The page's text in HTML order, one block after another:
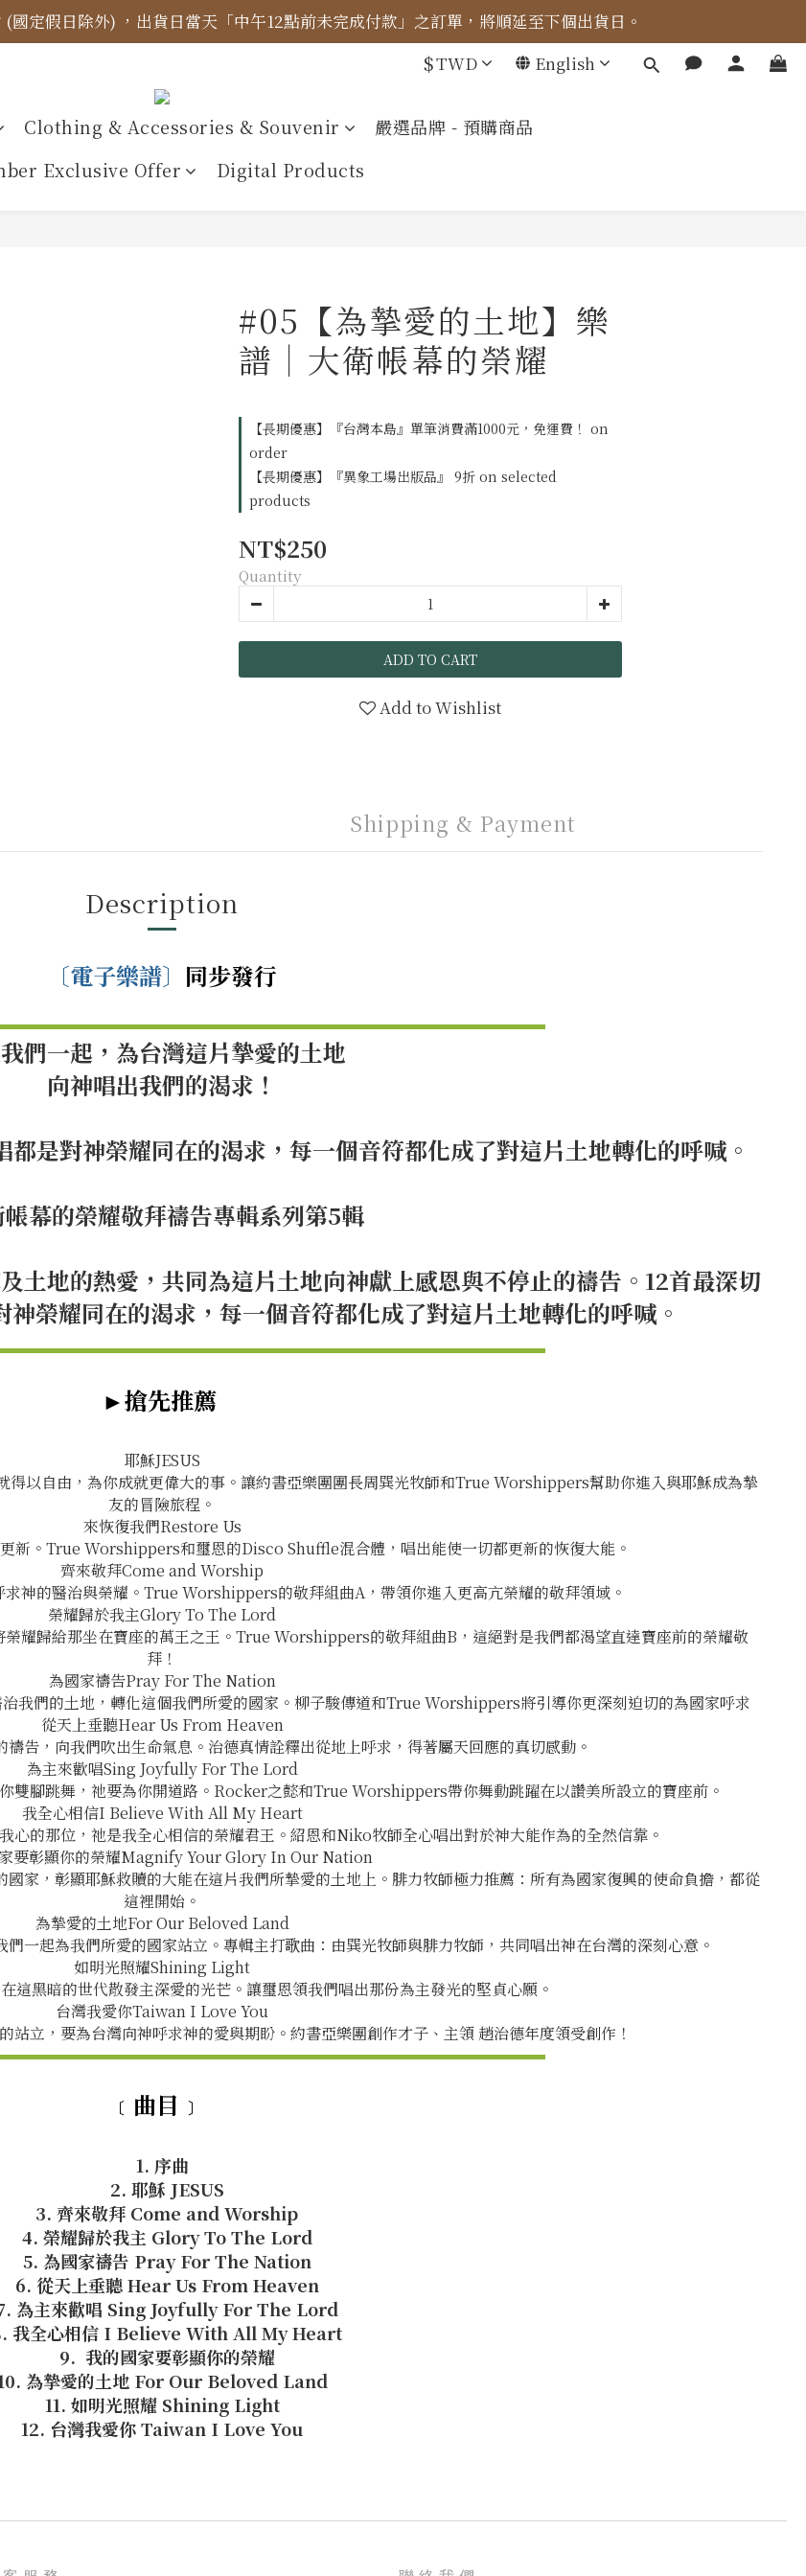
異象出版品-價格標示更新為原價，折扣一律購物車計算。
國定假日除外) ，出貨日當天「中午12點前未完成付款」之訂單，將順延至下個出貨日。
】異象出版品-價格標示更新為原價，折扣一律購物車計算。
$TWD English
Clothing & Accessories & Souvenir
嚴選品牌 - 預購商品
Exclusive Offer Digital Products
#05【為摯愛的土地】樂
譜｜大衛帳幕的榮耀
【長期優惠】『台灣本島』單筆消費滿1000元，免運費！ on
order
【長期優惠】『異象工場出版品』 9折 on selected
products
NT$250
Quantity
ADD TO CART
Add to Wishlist
Shipping & Payment
Description
〔電子樂譜〕 同步發行
們一起，為台灣這片摯愛的土地
向神唱出我們的渴求！
是對神榮耀同在的渴求，每一個音符都化成了對這片土地轉化的呼喊。
幕的榮耀敬拜禱告專輯系列第5輯
土地的熱愛，共同為這片土地向神獻上感恩與不停止的禱告。12首最深切
榮耀同在的渴求，每一個音符都化成了對這片土地轉化的呼喊。
►搶先推薦
耶穌JESUS
得以自由，為你成就更偉大的事。讓約書亞樂團團長周巽光牧師和True Worshippers幫助你進入與耶穌成為摯
友的冒險旅程。
來恢復我們Restore Us
新。True Worshippers和璽恩的Disco Shuffle混合體，唱出能使一切都更新的恢復大能。
齊來敬拜Come and Worship
神的醫治與榮耀。True Worshippers的敬拜組曲A，帶領你進入更高亢榮耀的敬拜領域。
榮耀歸於我主Glory To The Lord
耀歸給那坐在寶座的萬王之王。True Worshippers的敬拜組曲B，這絕對是我們都渴望直達寶座前的榮耀敬
拜！
為國家禱告Pray For The Nation
我們的土地，轉化這個我們所愛的國家。柳子駿傳道和True Worshippers將引導你更深刻迫切的為國家呼求
從天上垂聽Hear Us From Heaven
告，向我們吹出生命氣息。治德真情詮釋出從地上呼求，得著屬天回應的真切感動。
為主來歡唱Sing Joyfully For The Lord
雙腳跳舞，祂要為你開道路。Rocker之懿和True Worshippers帶你舞動跳躍在以讚美所設立的寶座前。
我全心相信I Believe With All My Heart
心的那位，祂是我全心相信的榮耀君王。紹恩和Niko牧師全心唱出對於神大能作為的全然信靠。
要彰顯你的榮耀Magnify Your Glory In Our Nation
家，彰顯耶穌救贖的大能在這片我們所摯愛的土地上。腓力牧師極力推薦：所有為國家復興的使命負擔，都從
這裡開始。
為摯愛的土地For Our Beloved Land
一起為我們所愛的國家站立。專輯主打歌曲：由巽光牧師與腓力牧師，共同唱出神在台灣的深刻心意。
如明光照耀Shining Light
這黑暗的世代散發主深愛的光芒。讓璽恩領我們唱出那份為主發光的堅貞心願。
台灣我愛你Taiwan I Love You
站立，要為台灣向神呼求神的愛與期盼。約書亞樂團創作才子、主領 趙治德年度領受創作！
﹝曲目﹞
1. 序曲
2. 耶穌 JESUS
3. 齊來敬拜 Come and Worship
4. 榮耀歸於我主 Glory To The Lord
5. 為國家禱告 Pray For The Nation
6. 從天上垂聽 Hear Us From Heaven
為主來歡唱 Sing Joyfully For The Lord
我全心相信 I Believe With All My Heart
9. 我的國家要彰顯你的榮耀
為摯愛的土地 For Our Beloved Land
11. 如明光照耀 Shining Light
12. 台灣我愛你 Taiwan I Love You